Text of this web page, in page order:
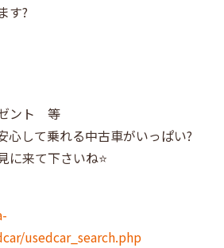
す?
ゼント 等
心して乗れる中古車がいっぱい?
に来て下さいね⭐️
usedcar_search.php